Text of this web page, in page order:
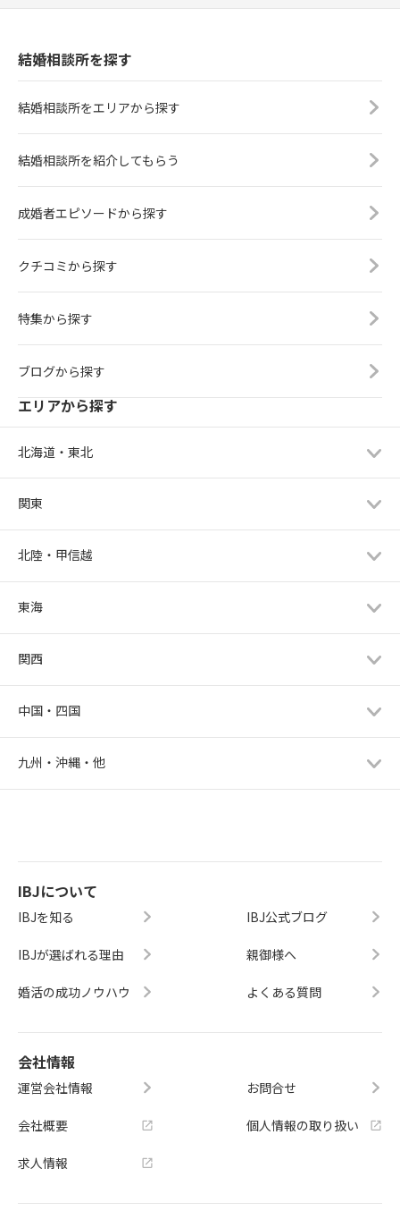
結婚相談所を探す
結婚相談所をエリアから探す
結婚相談所を紹介してもらう
成婚者エピソードから探す
クチコミから探す
特集から探す
ブログから探す
エリアから探す
北海道・東北
関東
北陸・甲信越
東海
関西
中国・四国
九州・沖縄・他
IBJについて
IBJを知る
IBJが選ばれる理由
婚活の成功ノウハウ
IBJ公式ブログ
親御様へ
よくある質問
会社情報
運営会社情報
会社概要
求人情報
お問合せ
個人情報の取り扱い